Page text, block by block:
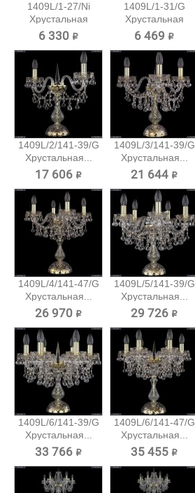
1409L/1-27/Ni
Хрустальная
настольная...
6 330 ₽
1409L/1-31/G
Хрустальная
настольная...
6 469 ₽
1409L/2/141-39/G
Хрустальная...
17 606 ₽
1409L/3/141-39/G
Хрустальная...
21 644 ₽
1409L/4/141-47/G
Хрустальная...
26 970 ₽
1409L/5/141-39/G
Хрустальная...
29 726 ₽
1409L/6/141-39/G
Хрустальная...
33 766 ₽
1409L/6/141-47/G
Хрустальная...
35 455 ₽